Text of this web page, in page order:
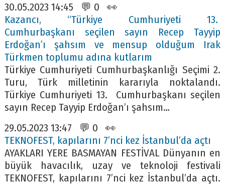
30.05.2023 14:45 💬 0 👀
Kazancı, “Türkiye Cumhuriyeti 13.
Cumhurbaşkanı seçilen sayın Recep Tayyip
Erdoğan’ı şahsım ve mensup olduğum Irak
Türkmen toplumu adına kutlarım
Türkiye Cumhuriyeti Cumhurbaşkanlığı Seçimi 2.
Turu, Türk milletinin kararıyla noktalandı.
Türkiye Cumhuriyeti 13. Cumhurbaşkanı seçilen
sayın Recep Tayyip Erdoğan’ı şahsım…
29.05.2023 13:47 💬 0 👀
TEKNOFEST, kapılarını 7’nci kez İstanbul’da açtı
AYAKLARI YERE BASMAYAN FESTİVAL Dünyanın en
büyük havacılık, uzay ve teknoloji festivali
TEKNOFEST, kapılarını 7’nci kez İstanbul’da açtı.